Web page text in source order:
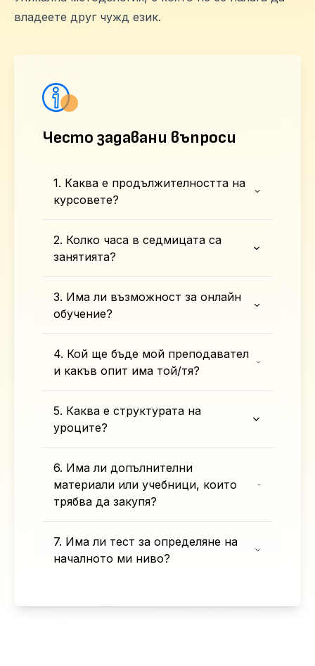
владеете друг чужд език.
Често задавани въпроси
1. Каква е продължителността на
курсовете?
2. Колко часа в седмицата са
занятията?
3. Има ли възможност за онлайн
обучение?
4. Кой ще бъде мой преподавател
и какъв опит има той/тя?
5. Каква е структурата на
уроците?
6. Има ли допълнителни
материали или учебници, които
трябва да закупя?
7. Има ли тест за определяне на
началното ми ниво?